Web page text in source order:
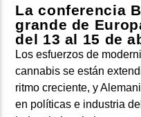
La conferencia
grande de
del 13 al 15 de
Los esfuerzos de
cannabis se están
ritmo creciente, y
en políticas e industria